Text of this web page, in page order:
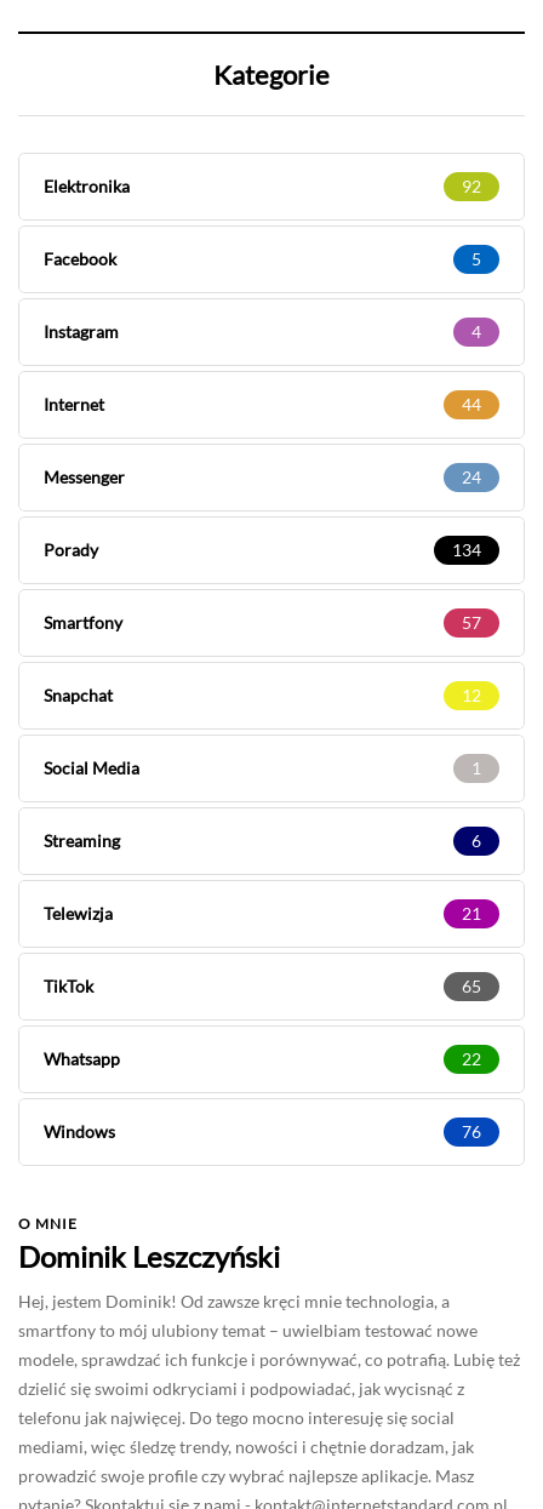
Kategorie
Elektronika 92
Facebook 5
Instagram 4
Internet 44
Messenger 24
Porady 134
Smartfony 57
Snapchat 12
Social Media 1
Streaming 6
Telewizja 21
TikTok 65
Whatsapp 22
Windows 76
O MNIE
Dominik Leszczyński
Hej, jestem Dominik! Od zawsze kręci mnie technologia, a
smartfony to mój ulubiony temat – uwielbiam testować nowe
modele, sprawdzać ich funkcje i porównywać, co potrafią. Lubię też
dzielić się swoimi odkryciami i podpowiadać, jak wycisnąć z
telefonu jak najwięcej. Do tego mocno interesuję się social
mediami, więc śledzę trendy, nowości i chętnie doradzam, jak
prowadzić swoje profile czy wybrać najlepsze aplikacje. Masz
pytanie? Skontaktuj się z nami - kontakt@internetstandard.com.pl